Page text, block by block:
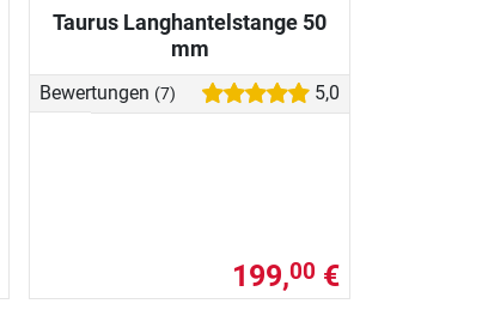
Taurus Langhantelstange 50
mm
Bewertungen (7) 5,0
199,00 €